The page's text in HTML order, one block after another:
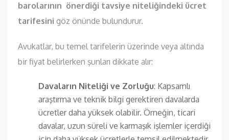
barolarının önerdiği tavsiye niteliğindeki ücret
tarifesini göz önünde bulundurur.
Avukatlar, bu temel tarifelerin üzerinde veya altında
bir fiyat belirlerken şunları dikkate alır:
Davaların Niteliği ve Zorluğu: Kapsamlı
araştırma ve teknik bilgi gerektiren davalarda
ücretler daha yüksek olabilir. Örneğin, ticari
davalar, uzun süreli ve karmaşık işlemler içerdiği